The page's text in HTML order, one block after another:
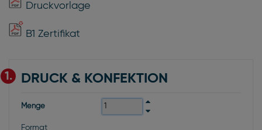
Druckvorlage
B1 Zertifikat
1. DRUCK & KONFEKTION
Menge
Format